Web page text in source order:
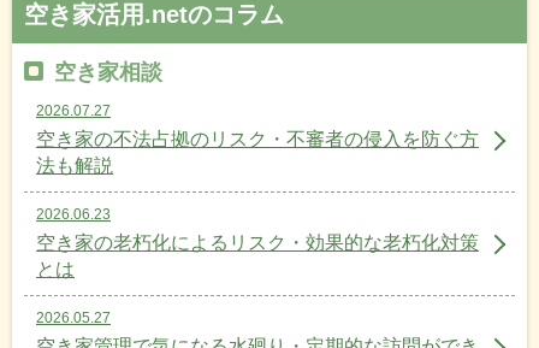
空き家活用.netのコラム
空き家相談
2026.07.27
空き家の不法占拠のリスク・不審者の侵入を防ぐ方
法も解説
2026.06.23
空き家の老朽化によるリスク・効果的な老朽化対策
とは
2026.05.27